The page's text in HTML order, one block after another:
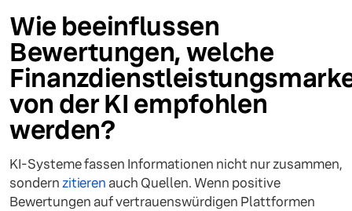
Wie beeinflussen
Bewertungen, welche
von der KI empfohlen
werden?
KI-Systeme fassen Informationen nicht nur zusammen,
sondernzitieren auch Quellen. Wenn positive
Bewertungen auf vertrauenswürdigen Plattformen